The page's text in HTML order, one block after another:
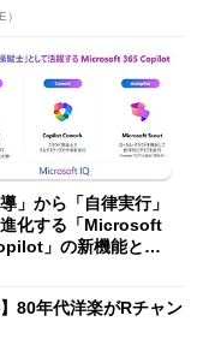
導」から「自律実行」
化する「Microsoft
」の新機能とエ
80年代洋楽がRチャン